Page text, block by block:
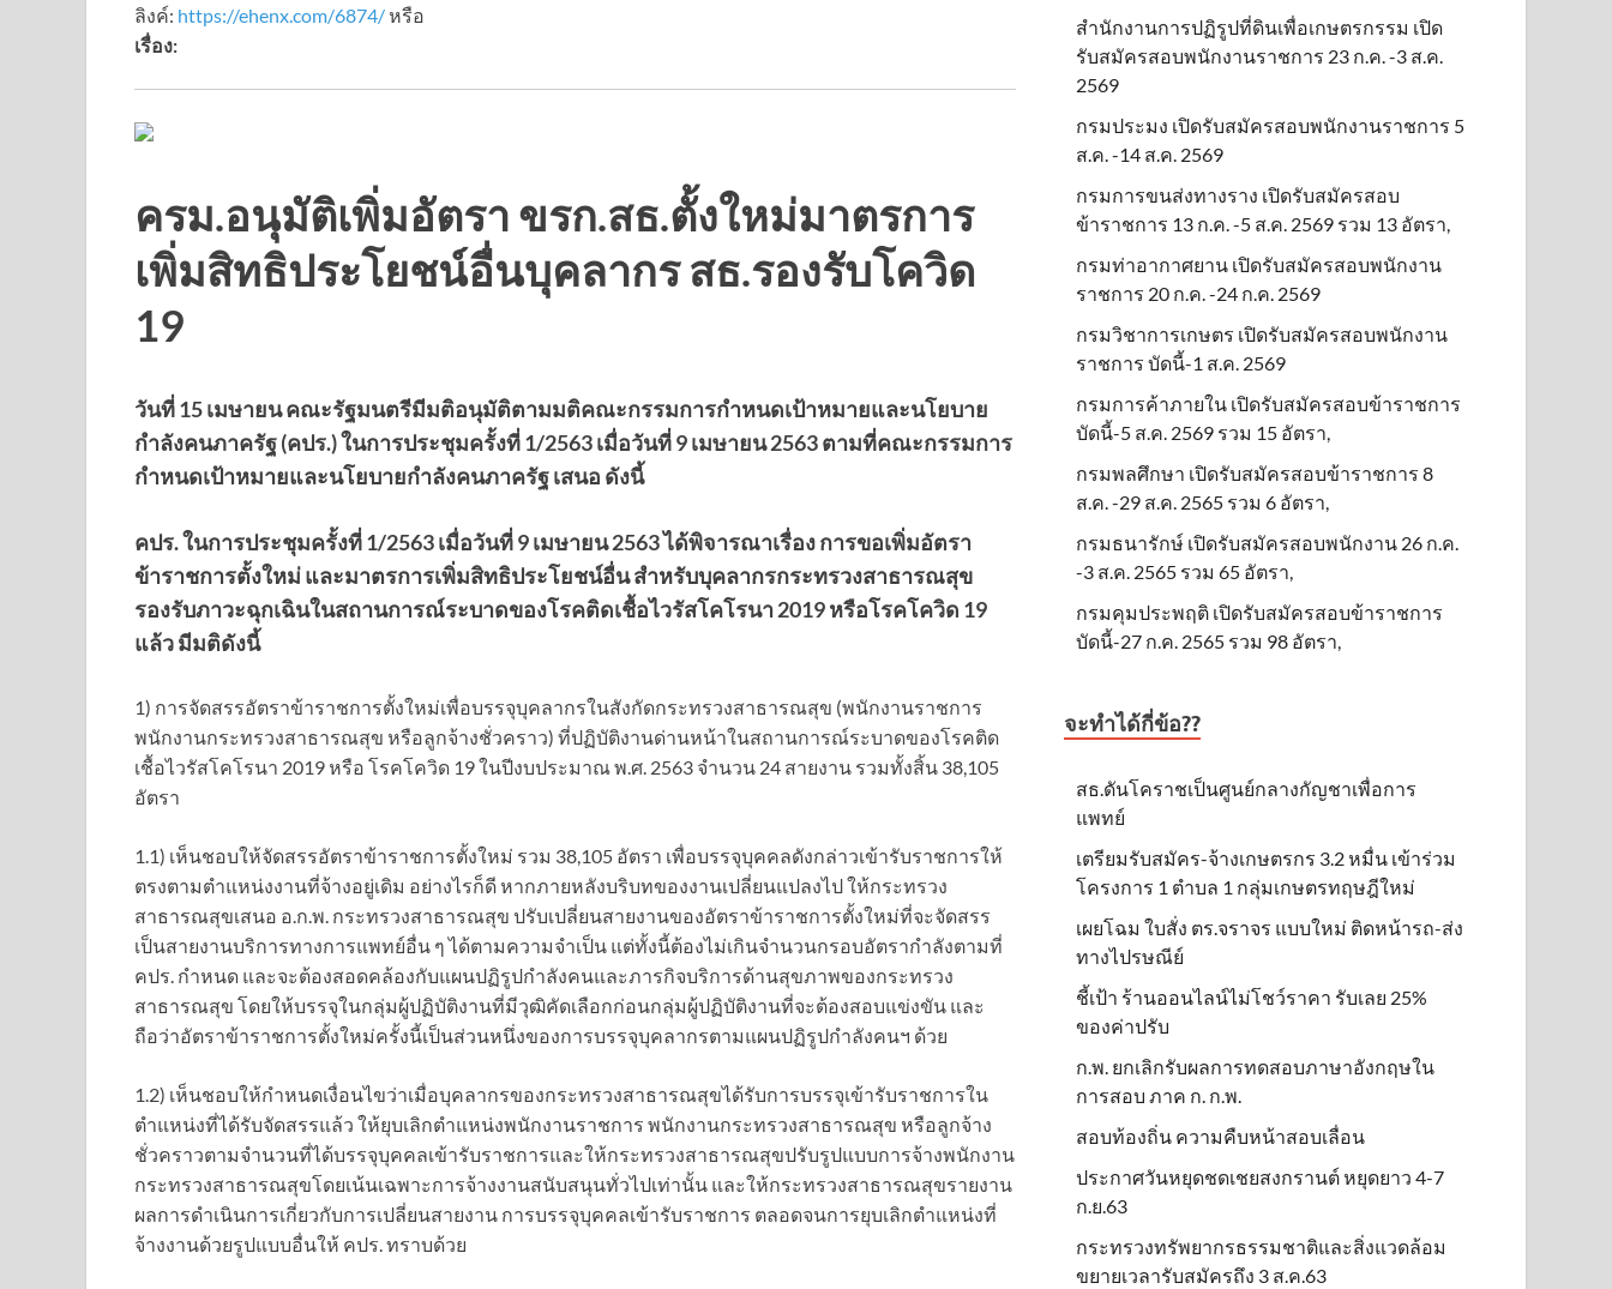
ลิงค์: https://ehenx.com/6874/หรือ
เรื่อง:
ครม.อนุมัติเพิ่มอัตรา ขรก.สธ.ตั้งใหม่มาตรการ
เพิ่มสิทธิประโยชน์อื่นบุคลากร สธ.รองรับโควิด
19
วันที่ 15 เมษายน คณะรัฐมนตรีมีมติอนุมัติตามมติคณะกรรมการกำหนดเป้าหมายและนโยบาย
กำลังคนภาครัฐ (คปร.) ในการประชุมครั้งที่ 1/2563 เมื่อวันที่ 9 เมษายน 2563 ตามที่คณะกรรมการ
กำหนดเป้าหมายและนโยบายกำลังคนภาครัฐ เสนอ ดังนี้
คปร. ในการประชุมครั้งที่ 1/2563 เมื่อวันที่ 9 เมษายน 2563 ได้พิจารณาเรื่อง การขอเพิ่มอัตรา
ข้าราชการตั้งใหม่ และมาตรการเพิ่มสิทธิประโยชน์อื่น สำหรับบุคลากรกระทรวงสาธารณสุข
รองรับภาวะฉุกเฉินในสถานการณ์ระบาดของโรคติดเชื้อไวรัสโคโรนา 2019 หรือโรคโควิด 19
แล้ว มีมติดังนี้
1) การจัดสรรอัตราข้าราชการตั้งใหม่เพื่อบรรจุบุคลากรในสังกัดกระทรวงสาธารณสุข (พนักงานราชการ
พนักงานกระทรวงสาธารณสุข หรือลูกจ้างชั่วคราว) ที่ปฏิบัติงานด่านหน้าในสถานการณ์ระบาดของโรคติด
เชื้อไวรัสโคโรนา 2019 หรือ โรคโควิด 19 ในปีงบประมาณ พ.ศ. 2563 จำนวน 24 สายงาน รวมทั้งสิ้น 38,105
อัตรา
1.1) เห็นชอบให้จัดสรรอัตราข้าราชการตั้งใหม่ รวม 38,105 อัตรา เพื่อบรรจุบุคคลดังกล่าวเข้ารับราชการให้
ตรงตามตำแหน่งงานที่จ้างอยู่เดิม อย่างไรก็ดี หากภายหลังบริบทของงานเปลี่ยนแปลงไป ให้กระทรวง
สาธารณสุขเสนอ อ.ก.พ. กระทรวงสาธารณสุข ปรับเปลี่ยนสายงานของอัตราข้าราชการตั้งใหม่ที่จะจัดสรร
เป็นสายงานบริการทางการแพทย์อื่น ๆ ได้ตามความจำเป็น แต่ทั้งนี้ต้องไม่เกินจำนวนกรอบอัตรากำลังตามที่
คปร. กำหนด และจะต้องสอดคล้องกับแผนปฏิรูปกำลังคนและภารกิจบริการด้านสุขภาพของกระทรวง
สาธารณสุข โดยให้บรรจุในกลุ่มผู้ปฏิบัติงานที่มีวุฒิคัดเลือกก่อนกลุ่มผู้ปฏิบัติงานที่จะต้องสอบแข่งขัน และ
ถือว่าอัตราข้าราชการตั้งใหม่ครั้งนี้เป็นส่วนหนึ่งของการบรรจุบุคลากรตามแผนปฏิรูปกำลังคนฯ ด้วย
1.2) เห็นชอบให้กำหนดเงื่อนไขว่าเมื่อบุคลากรของกระทรวงสาธารณสุขได้รับการบรรจุเข้ารับราชการใน
ตำแหน่งที่ได้รับจัดสรรแล้ว ให้ยุบเลิกตำแหน่งพนักงานราชการ พนักงานกระทรวงสาธารณสุข หรือลูกจ้าง
ชั่วคราวตามจำนวนที่ได้บรรจุบุคคลเข้ารับราชการและให้กระทรวงสาธารณสุขปรับรูปแบบการจ้างพนักงาน
กระทรวงสาธารณสุขโดยเน้นเฉพาะการจ้างงานสนับสนุนทั่วไปเท่านั้น และให้กระทรวงสาธารณสุขรายงาน
ผลการดำเนินการเกี่ยวกับการเปลี่ยนสายงาน การบรรจุบุคคลเข้ารับราชการ ตลอดจนการยุบเลิกตำแหน่งที่
จ้างงานด้วยรูปแบบอื่นให้ คปร. ทราบด้วย
สำนักงานการปฏิรูปที่ดินเพื่อเกษตรกรรม เปิด
รับสมัครสอบพนักงานราชการ 23 ก.ค. -3 ส.ค.
2569
กรมประมง เปิดรับสมัครสอบพนักงานราชการ 5
ส.ค. -14 ส.ค. 2569
กรมการขนส่งทางราง เปิดรับสมัครสอบ
ข้าราชการ 13 ก.ค. -5 ส.ค. 2569 รวม 13 อัตรา,
กรมท่าอากาศยาน เปิดรับสมัครสอบพนักงาน
ราชการ 20 ก.ค. -24 ก.ค. 2569
กรมวิชาการเกษตร เปิดรับสมัครสอบพนักงาน
ราชการ บัดนี้-1 ส.ค. 2569
กรมการค้าภายใน เปิดรับสมัครสอบข้าราชการ
บัดนี้-5 ส.ค. 2569 รวม 15 อัตรา,
กรมพลศึกษา เปิดรับสมัครสอบข้าราชการ 8
ส.ค. -29 ส.ค. 2565 รวม 6 อัตรา,
กรมธนารักษ์ เปิดรับสมัครสอบพนักงาน 26 ก.ค.
-3 ส.ค. 2565 รวม 65 อัตรา,
กรมคุมประพฤติ เปิดรับสมัครสอบข้าราชการ
บัดนี้-27 ก.ค. 2565 รวม 98 อัตรา,
จะทำได้กี่ข้อ??
สธ.ดันโคราชเป็นศูนย์กลางกัญชาเพื่อการ
แพทย์
เตรียมรับสมัคร-จ้างเกษตรกร 3.2 หมื่น เข้าร่วม
โครงการ 1 ตำบล 1 กลุ่มเกษตรทฤษฎีใหม่
เผยโฉม ใบสั่ง ตร.จราจร แบบใหม่ ติดหน้ารถ-ส่ง
ทางไปรษณีย์
ชี้เป้า ร้านออนไลน์ไม่โชว์ราคา รับเลย 25%
ของค่าปรับ
ก.พ. ยกเลิกรับผลการทดสอบภาษาอังกฤษใน
การสอบ ภาค ก. ก.พ.
สอบท้องถิ่น ความคืบหน้าสอบเลื่อน
ประกาศวันหยุดชดเชยสงกรานต์ หยุดยาว 4-7
ก.ย.63
กระทรวงทรัพยากรธรรมชาติและสิ่งแวดล้อม
ขยายเวลารับสมัครถึง 3 ส.ค.63